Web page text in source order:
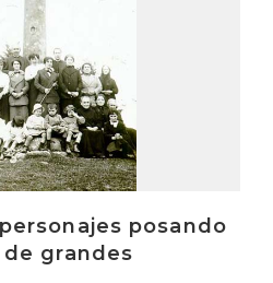
posando
grandes